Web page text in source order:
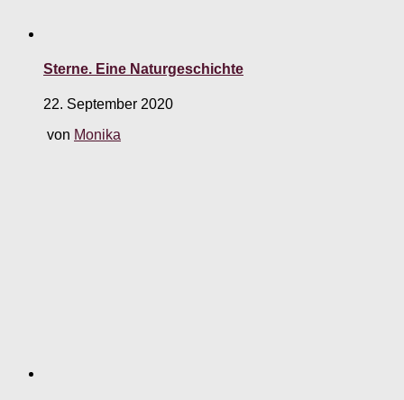
Sterne. Eine Naturgeschichte
22. September 2020
von Monika